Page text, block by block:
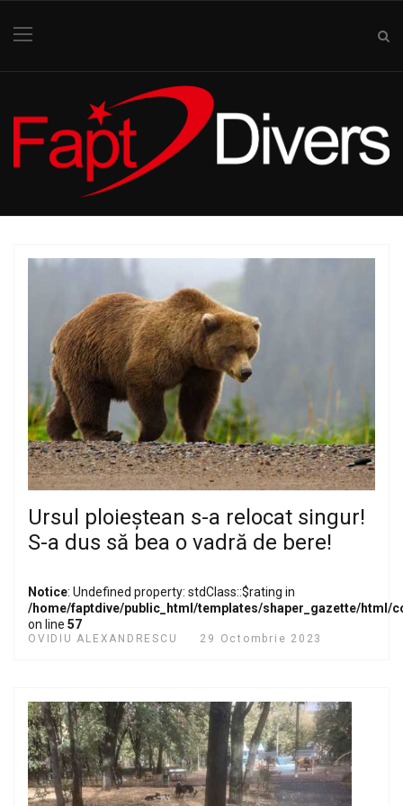
Ursul ploieștean s-a relocat singur!
S-a dus să bea o vadră de bere!
Notice: Undefined property: stdClass::$rating in
/home/faptdive/public_html/templates/shaper_gazette/html/
on line 57
OVIDIU ALEXANDRESCU 29 Octombrie 2023